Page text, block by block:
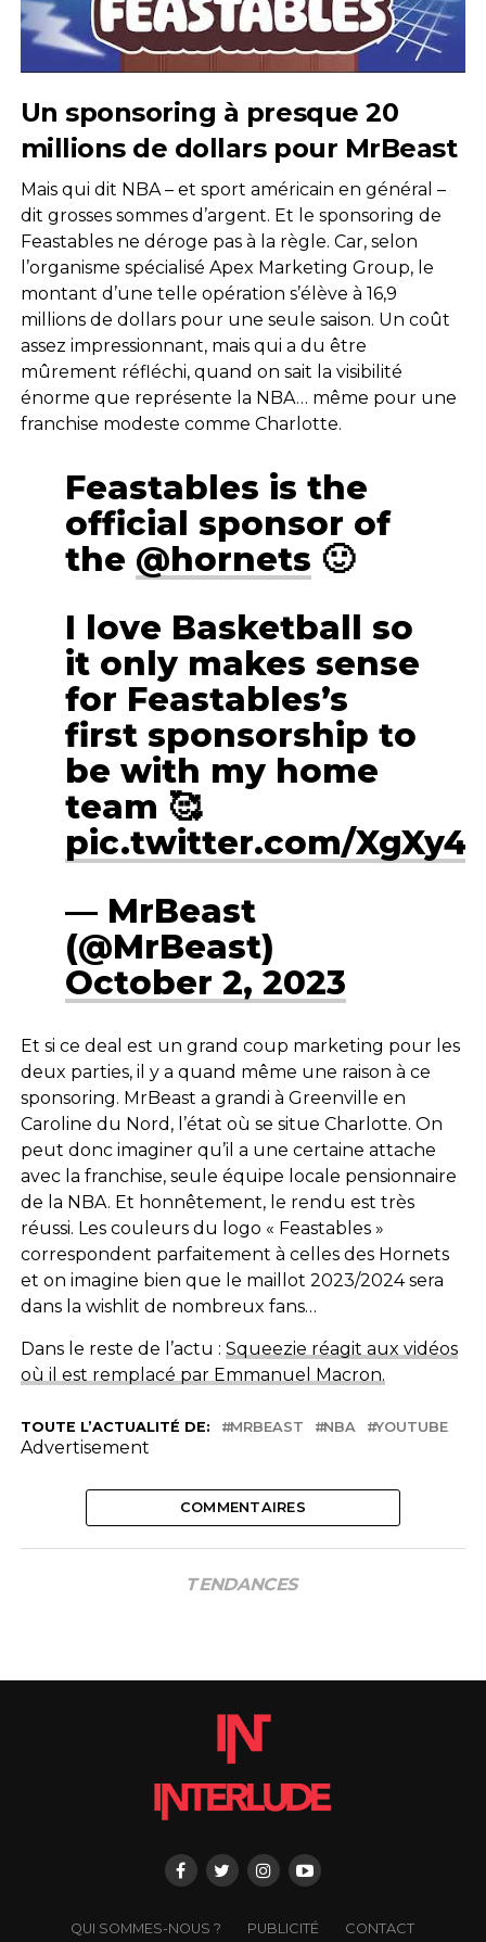
Un sponsoring à presque 20
millions de dollars pour MrBeast
Mais qui dit NBA – et sport américain en général –
dit grosses sommes d’argent. Et le sponsoring de
Feastables ne déroge pas à la règle. Car, selon
l’organisme spécialisé Apex Marketing Group, le
montant d’une telle opération s’élève à 16,9
millions de dollars pour une seule saison. Un coût
assez impressionnant, mais qui a du être
mûrement réfléchi, quand on sait la visibilité
énorme que représente la NBA… même pour une
franchise modeste comme Charlotte.
Feastables is the
official sponsor of
the @hornets 🙂
I love Basketball so
it only makes sense
for Feastables’s
first sponsorship to
be with my home
team 🥰
pic.twitter.com/
— MrBeast
(@MrBeast)
October 2, 2023
Et si ce deal est un grand coup marketing pour les
deux parties, il y a quand même une raison à ce
sponsoring. MrBeast a grandi à Greenville en
Caroline du Nord, l’état où se situe Charlotte. On
peut donc imaginer qu’il a une certaine attache
avec la franchise, seule équipe locale pensionnaire
de la NBA. Et honnêtement, le rendu est très
réussi. Les couleurs du logo « Feastables »
correspondent parfaitement à celles des Hornets
et on imagine bien que le maillot 2023/2024 sera
dans la wishlit de nombreux fans…
Dans le reste de l’actu : Squeezie réagit aux vidéos
où il est remplacé par Emmanuel Macron.
TOUTE L’ACTUALITÉ DE: MRBEAST NBA YOUTUBE
Advertisement
COMMENTAIRES
TENDANCES
QUI SOMMES-NOUS ? PUBLICITÉ CONTACT